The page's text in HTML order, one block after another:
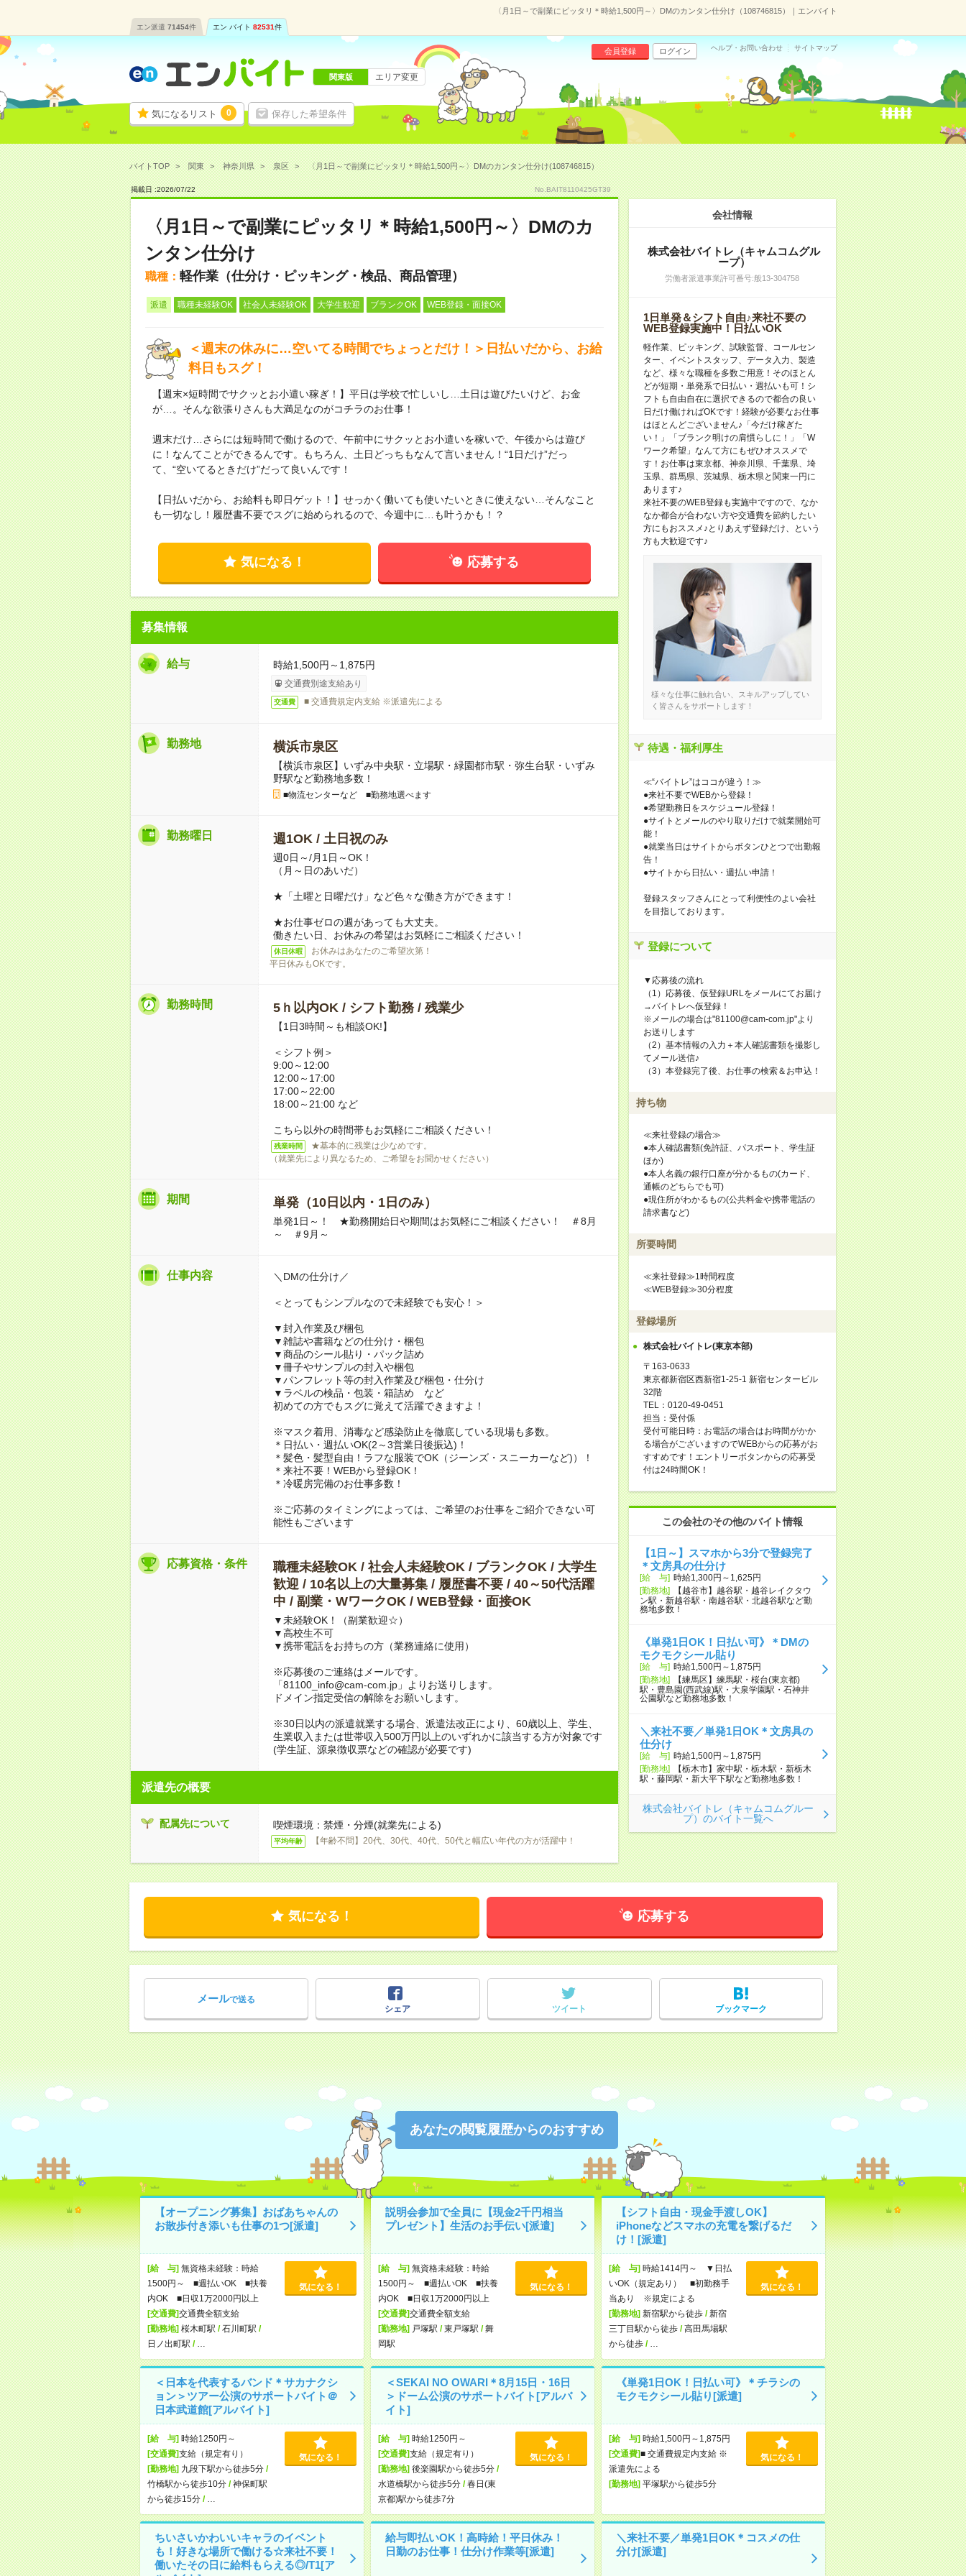
〈月1日～で副業にピッタリ＊時給1,500円～〉DMのカンタン仕分け（108746815）｜エンバイト
エン派遣 71454件 エン バイト 82531件
気になるリスト 0 保存した希望条件
会員登録 ログイン ヘルプ・お問い合わせ サイトマップ
関東版 エリア変更
バイトTOP 関東 神奈川県 泉区 〈月1日～で副業にピッタリ＊時給1,500円～〉DMのカンタン仕分け(108746815）
掲載日 :2026/07/22 No.BAIT8110425GT39
〈月1日～で副業にピッタリ＊時給1,500円～〉DMのカ
ンタン仕分け
職種： 軽作業（仕分け・ピッキング・検品、商品管理）
派遣 職種未経験OK 社会人未経験OK 大学生歓迎 ブランクOK WEB登録・面接OK
＜週末の休みに…空いてる時間でちょっとだけ！＞日払いだから、お給
料日もスグ！
【週末×短時間でサクッとお小遣い稼ぎ！】平日は学校で忙しいし…土日は遊びたいけど、お金
が…。そんな欲張りさんも大満足なのがコチラのお仕事！
週末だけ…さらには短時間で働けるので、午前中にサクッとお小遣いを稼いで、午後からは遊び
に！なんてことができるんです。もちろん、土日どっちもなんて言いません！“1日だけ”だっ
て、“空いてるときだけ”だって良いんです！
【日払いだから、お給料も即日ゲット！】せっかく働いても使いたいときに使えない…そんなこと
も一切なし！履歴書不要でスグに始められるので、今週中に…も叶うかも！？
気になる！ 応募する
募集情報
給与 時給1,500円～1,875円
交通費別途支給あり
交通費 ■ 交通費規定内支給 ※派遣先による
勤務地 横浜市泉区
【横浜市泉区】いずみ中央駅・立場駅・緑園都市駅・弥生台駅・いずみ
野駅など勤務地多数！
■物流センターなど ■勤務地選べます
勤務曜日 週1OK / 土日祝のみ
週0日～/月1日～OK！
（月～日のあいだ）
★「土曜と日曜だけ」など色々な働き方ができます！
★お仕事ゼロの週があっても大丈夫。
働きたい日、お休みの希望はお気軽にご相談ください！
休日休暇
お休みはあなたのご希望次第！
平日休みもOKです。
勤務時間 5ｈ以内OK / シフト勤務 / 残業少
【1日3時間～も相談OK!】
＜シフト例＞
9:00～12:00
12:00～17:00
17:00～22:00
18:00～21:00 など
こちら以外の時間帯もお気軽にご相談ください！
残業時間
★基本的に残業は少なめです。
（就業先により異なるため、ご希望をお聞かせください）
期間 単発（10日以内・1日のみ）
単発1日～！ ★勤務開始日や期間はお気軽にご相談ください！ ＃8月
～ ＃9月～
仕事内容 ＼DMの仕分け／
＜とってもシンプルなので未経験でも安心！＞
▼封入作業及び梱包
▼雑誌や書籍などの仕分け・梱包
▼商品のシール貼り・パック詰め
▼冊子やサンプルの封入や梱包
▼パンフレット等の封入作業及び梱包・仕分け
▼ラベルの検品・包装・箱詰め など
初めての方でもスグに覚えて活躍できますよ！
※マスク着用、消毒など感染防止を徹底している現場も多数。
＊日払い・週払いOK(2～3営業日後振込)！
＊髪色・髪型自由！ラフな服装でOK（ジーンズ・スニーカーなど)）！
＊来社不要！WEBから登録OK！
＊冷暖房完備のお仕事多数！
※ご応募のタイミングによっては、ご希望のお仕事をご紹介できない可
能性もございます
応募資格・条件
職種未経験OK / 社会人未経験OK / ブランクOK / 大学生
歓迎 / 10名以上の大量募集 / 履歴書不要 / 40～50代活躍
中 / 副業・WワークOK / WEB登録・面接OK
▼未経験OK！（副業歓迎☆）
▼高校生不可
▼携帯電話をお持ちの方（業務連絡に使用）
※応募後のご連絡はメールです。
「81100_info@cam-com.jp」よりお送りします。
ドメイン指定受信の解除をお願いします。
※30日以内の派遣就業する場合、派遣法改正により、60歳以上、学生、
生業収入または世帯収入500万円以上のいずれかに該当する方が対象です
(学生証、源泉徴収票などの確認が必要です)
派遣先の概要
配属先について 喫煙環境：禁煙・分煙(就業先による)
平均年齢 【年齢不問】20代、30代、40代、50代と幅広い年代の方が活躍中！
会社情報
株式会社バイトレ（キャムコムグル
ープ）
労働者派遣事業許可番号:般13-304758
1日単発＆シフト自由♪来社不要の
WEB登録実施中！日払いOK
軽作業、ピッキング、試験監督、コールセン
ター、イベントスタッフ、データ入力、製造
など、様々な職種を多数ご用意！そのほとん
どが短期・単発系で日払い・週払いも可！シ
フトも自由自在に選択できるので都合の良い
日だけ働ければOKです！経験が必要なお仕事
はほとんどございません♪「今だけ稼ぎた
い！」「ブランク明けの肩慣らしに！」「W
ワーク希望」なんて方にもぜひオススメで
す！お仕事は東京都、神奈川県、千葉県、埼
玉県、群馬県、茨城県、栃木県と関東一円に
あります♪
来社不要のWEB登録も実施中ですので、なか
なか都合が合わない方や交通費を節約したい
方にもおススメ♪とりあえず登録だけ、という
方も大歓迎です♪
様々な仕事に触れ合い、スキルアップしてい
く皆さんをサポートします！
待遇・福利厚生
≪“バイトレ”はココが違う！≫
●来社不要でWEBから登録！
●希望勤務日をスケジュール登録！
●サイトとメールのやり取りだけで就業開始可
能！
●就業当日はサイトからボタンひとつで出勤報
告！
●サイトから日払い・週払い申請！
登録スタッフさんにとって利便性のよい会社
を目指しております。
登録について
▼応募後の流れ
（1）応募後、仮登録URLをメールにてお届け
→バイトレへ仮登録！
※メールの場合は"81100@cam-com.jp"より
お送りします
（2）基本情報の入力＋本人確認書類を撮影し
てメール送信♪
（3）本登録完了後、お仕事の検索＆お申込！
持ち物
≪来社登録の場合≫
●本人確認書類(免許証、パスポート、学生証
ほか)
●本人名義の銀行口座が分かるもの(カード、
通帳のどちらでも可)
●現住所がわかるもの(公共料金や携帯電話の
請求書など)
所要時間
≪来社登録≫1時間程度
≪WEB登録≫30分程度
登録場所
株式会社バイトレ(東京本部)
〒163-0633
東京都新宿区西新宿1-25-1 新宿センタービル
32階
TEL：0120-49-0451
担当：受付係
受付可能日時：お電話の場合はお時間がかか
る場合がございますのでWEBからの応募がお
すすめです！エントリーボタンからの応募受
付は24時間OK！
この会社のその他のバイト情報
【1日～】スマホから3分で登録完了
＊文房具の仕分け
[給 与] 時給1,300円～1,625円
[勤務地]
【越谷市】越谷駅・越谷レイクタウ
ン駅・新越谷駅・南越谷駅・北越谷駅など勤
務地多数！
《単発1日OK！日払い可》＊DMの
モクモクシール貼り
[給 与] 時給1,500円～1,875円
[勤務地]
【練馬区】練馬駅・桜台(東京都)
駅・豊島園(西武線)駅・大泉学園駅・石神井
公園駅など勤務地多数！
＼来社不要／単発1日OK＊文房具の
仕分け
[給 与] 時給1,500円～1,875円
[勤務地]
【栃木市】家中駅・栃木駅・新栃木
駅・藤岡駅・新大平下駅など勤務地多数！
株式会社バイトレ（キャムコムグルー
プ）のバイト一覧へ
気になる！ 応募する
メールで送る
シェア
ツイート ブックマーク
あなたの閲覧履歴からのおすすめ
【オープニング募集】おばあちゃんの
お散歩付き添いも仕事の1つ[派遣]
[給 与]無資格未経験：時給
1500円～ ■週払いOK ■扶養
内OK ■日収1万2000円以上
[交通費]交通費全額支給
[勤務地]桜木町駅 /石川町駅 /
日ノ出町駅 /
気になる！
説明会参加で全員に【現金2千円相当
プレゼント】生活のお手伝い[派遣]
[給 与]無資格未経験：時給
1500円～ ■週払いOK ■扶養
内OK ■日収1万2000円以上
[交通費]交通費全額支給
[勤務地]戸塚駅 /東戸塚駅 /舞
岡駅
気になる！
【シフト自由・現金手渡しOK】
iPhoneなどスマホの充電を繋げるだ
け！[派遣]
[給 与]時給1414円～ ▼日払
いOK（規定あり） ■初勤務手
当あり ※規定による
[勤務地]新宿駅から徒歩/新宿
三丁目駅から徒歩/高田馬場駅
から徒歩/
気になる！
＜日本を代表するバンド＊サカナクシ
ョン＞ツアー公演のサポートバイト＠
日本武道館[アルバイト]
[給 与]時給1250円～
[交通費]支給（規定有り）
[勤務地]九段下駅から徒歩5分/
竹橋駅から徒歩10分/神保町駅
から徒歩15分/
気になる！
＜SEKAI NO OWARI＊8月15日・16日
＞ドーム公演のサポートバイト[アルバ
イト]
[給 与]時給1250円～
[交通費]支給（規定有り）
[勤務地]後楽園駅から徒歩5分/
水道橋駅から徒歩5分/春日(東
京都)駅から徒歩7分
気になる！
《単発1日OK！日払い可》＊チラシの
モクモクシール貼り[派遣]
[給 与]時給1,500円～1,875円
[交通費]■ 交通費規定内支給 ※
派遣先による
[勤務地]平塚駅から徒歩5分
気になる！
ちいさいかわいいキャラのイベント
も！好きな場所で働ける☆来社不要！
働いたその日に給料もらえる◎/T1[ア
給与即払いOK！高時給！平日休み！
日勤のお仕事！仕分け作業等[派遣]
＼来社不要／単発1日OK＊コスメの仕
分け[派遣]